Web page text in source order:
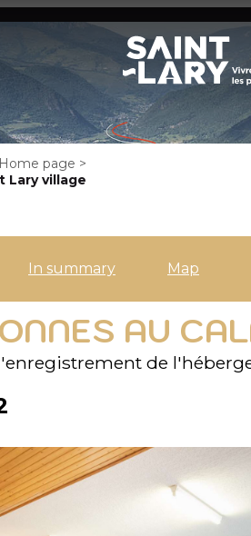
page >
Lary village
In summary Map
AU
de